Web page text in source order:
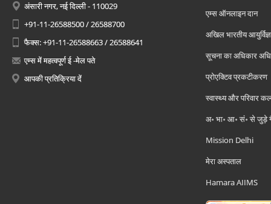
अंसारी नगर, नई दिल्ली - 110029
+91-11-26588500 / 26588700
फैक्स: +91-11-26588663 / 26588641
एम्स में महत्वपूर्ण ई -मेल पते
आपकी प्रतिक्रिया दें
एम्स ऑनलाइन दान
अखिल भारतीय
सूचना का अधिकार
प्रोएक्टिव प्रकटीकरण
स्वास्थ्य और परिवार
अ॰ भा॰ आ॰ सं॰ से जुड़े
Mission Delhi
मेरा अस्पताल
Hamara AIIMS